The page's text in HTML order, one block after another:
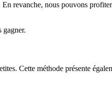
revanche, nous pouvons
gagner.
Cette méthode présente